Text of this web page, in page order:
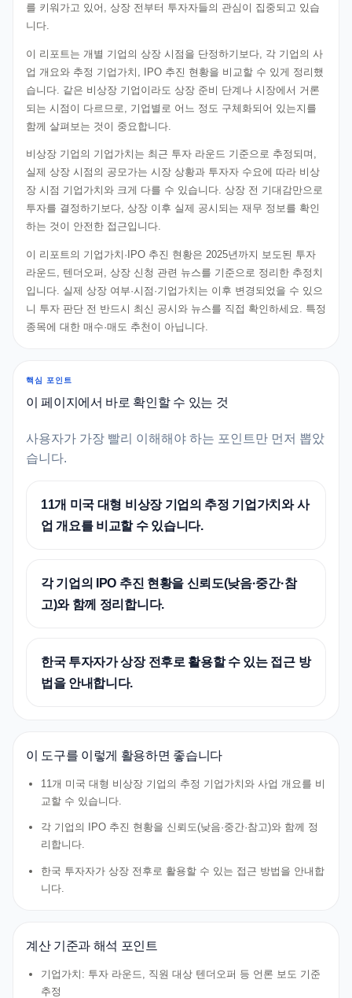
를 키워가고 있어, 상장 전부터 투자자들의 관심이 집중되고 있습
니다.
이 리포트는 개별 기업의 상장 시점을 단정하기보다, 각 기업의 사
업 개요와 추정 기업가치, IPO 추진 현황을 비교할 수 있게 정리했
습니다. 같은 비상장 기업이라도 상장 준비 단계나 시장에서 거론
되는 시점이 다르므로, 기업별로 어느 정도 구체화되어 있는지를
함께 살펴보는 것이 중요합니다.
비상장 기업의 기업가치는 최근 투자 라운드 기준으로 추정되며,
실제 상장 시점의 공모가는 시장 상황과 투자자 수요에 따라 비상
장 시점 기업가치와 크게 다를 수 있습니다. 상장 전 기대감만으로
투자를 결정하기보다, 상장 이후 실제 공시되는 재무 정보를 확인
하는 것이 안전한 접근입니다.
이 리포트의 기업가치·IPO 추진 현황은 2025년까지 보도된 투자
라운드, 텐더오퍼, 상장 신청 관련 뉴스를 기준으로 정리한 추정치
입니다. 실제 상장 여부·시점·기업가치는 이후 변경되었을 수 있으
니 투자 판단 전 반드시 최신 공시와 뉴스를 직접 확인하세요. 특정
종목에 대한 매수·매도 추천이 아닙니다.
핵심 포인트
이 페이지에서 바로 확인할 수 있는 것
사용자가 가장 빨리 이해해야 하는 포인트만 먼저 뽑았
습니다.
11개 미국 대형 비상장 기업의 추정 기업가치와 사
업 개요를 비교할 수 있습니다.
각 기업의 IPO 추진 현황을 신뢰도(낮음·중간·참
고)와 함께 정리합니다.
한국 투자자가 상장 전후로 활용할 수 있는 접근 방
법을 안내합니다.
이 도구를 이렇게 활용하면 좋습니다
11개 미국 대형 비상장 기업의 추정 기업가치와 사업 개요를 비
교할 수 있습니다.
각 기업의 IPO 추진 현황을 신뢰도(낮음·중간·참고)와 함께 정
리합니다.
한국 투자자가 상장 전후로 활용할 수 있는 접근 방법을 안내합
니다.
계산 기준과 해석 포인트
기업가치: 투자 라운드, 직원 대상 텐더오퍼 등 언론 보도 기준
추정